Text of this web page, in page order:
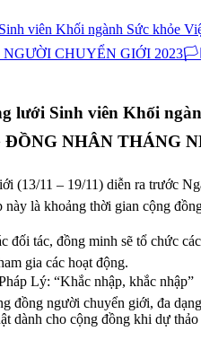
lưới Sinh viên Khối
NHÂN THÁNG
(13/11 – 19/11) diễn ra trước
là khoảng thời gian cộng
đối tác, đồng minh sẽ tổ chức
gia các hoạt động.
Lý: “Khắc nhập, khắc nhập”
đồng người chuyển giới, đa
dành cho cộng đồng khi dự